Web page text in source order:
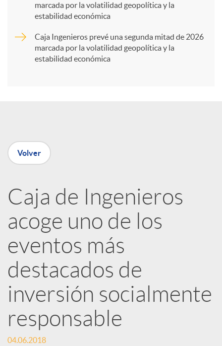
n
e
d
e
s
S
marcada por la volatilidad geopolítica y la
estabilidad económica
Caja Ingenieros prevé una segunda mitad de 2026
marcada por la volatilidad geopolítica y la
estabilidad económica
Volver
Caja de Ingenieros
acoge uno de los
eventos más
destacados de
inversión socialmente
responsable
04.06.2018